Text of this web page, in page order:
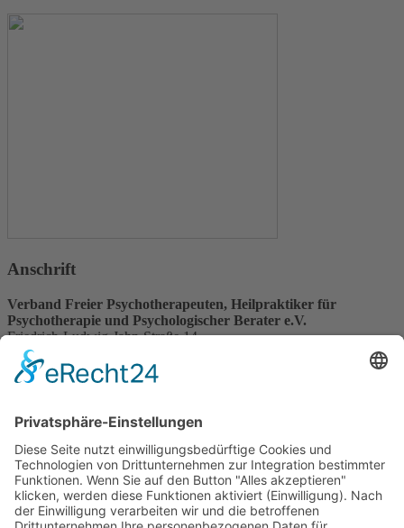
Anschrift
Verband Freier Psychotherapeuten, Heilpraktiker für
Psychotherapie und Psychologischer Berater e.V.
Friedrich-Ludwig-Jahn-Straße 14
31582 Nienburg/Weser
Service-Team
05021-8650320
Diese E-Mail-Adresse ist vor Spambots geschützt! Zur Anzeige
muss JavaScript eingeschaltet sein.
Wir sind Mitglied